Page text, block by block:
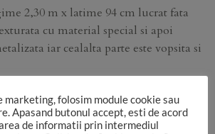
2,30 m x latime 94 cm lucrat fata
cu material special si apoi
iar cealalta parte este vopsita si
100%)
marketing, folosim module cookie sau
Apasand butonul accept, esti de acord
de informatii prin intermediul